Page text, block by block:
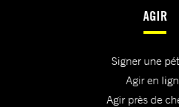
AGIR
Signer une
Agir en
Agir près de